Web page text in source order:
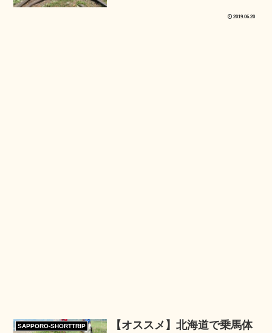
2019.06.20
SAPPORO-SHORTTRIP
【オススメ】北海道で乗馬体